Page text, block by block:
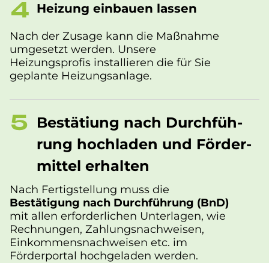
Hei­zung ein­bau­en las­sen
Nach der Zusage kann die Maßnahme
umgesetzt werden. Unsere
Heizungsprofis installieren die für Sie
geplante Heizungsanlage.
Be­stä­ti­ung nach Durch­füh­
rung hoch­la­den und För­der­
mit­tel er­hal­ten
Nach Fertigstellung muss die
Bestätigung nach Durchführung (BnD)
mit allen erforderlichen Unterlagen, wie
Rechnungen, Zahlungsnachweisen,
Einkommensnachweisen etc. im
Förderportal hochgeladen werden.